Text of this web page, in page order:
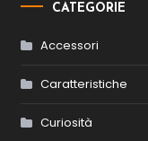
CATEGORIE
Accessori
Caratteristiche
Curiosità